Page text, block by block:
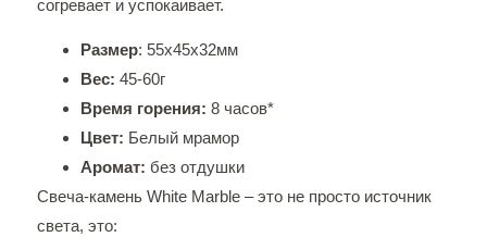
согревает и успокаивает.
Размер: 55х45х32мм
Вес: 45-60г
Время горения: 8 часов*
Цвет: Белый мрамор
Аромат: без отдушки
Свеча-камень White Marble – это не просто источник
света, это: